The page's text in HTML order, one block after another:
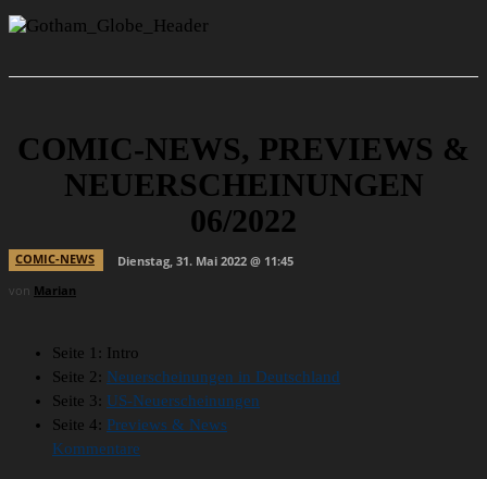
COMIC-NEWS, PREVIEWS &
NEUERSCHEINUNGEN
06/2022
COMIC-NEWS
Dienstag, 31. Mai 2022 @ 11:45
von Marian
Seite 1: Intro
Seite 2: Neuerscheinungen in Deutschland
Seite 3: US-Neuerscheinungen
Seite 4: Previews & News
Kommentare